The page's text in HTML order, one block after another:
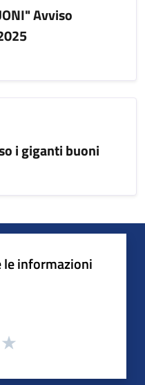
Avviso
i giganti buoni
le informazioni